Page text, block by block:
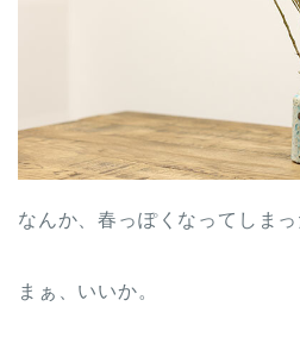
なんか、春っぽくなってしまっ
まぁ、いいか。